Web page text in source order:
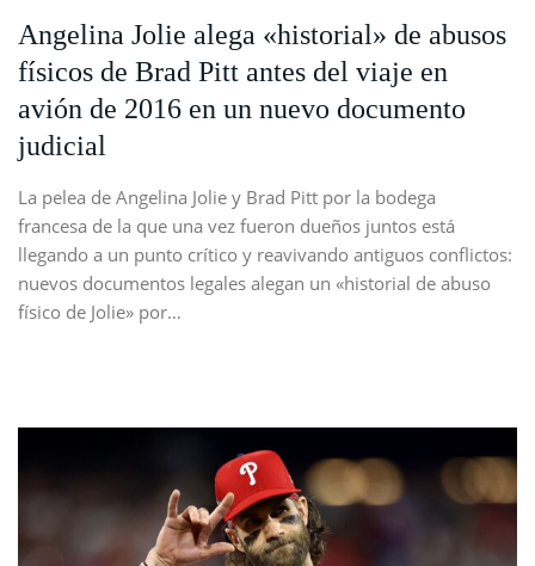
Angelina Jolie alega «historial» de abusos
físicos de Brad Pitt antes del viaje en
avión de 2016 en un nuevo documento
judicial
La pelea de Angelina Jolie y Brad Pitt por la bodega
francesa de la que una vez fueron dueños juntos está
llegando a un punto crítico y reavivando antiguos conflictos:
nuevos documentos legales alegan un «historial de abuso
físico de Jolie» por…